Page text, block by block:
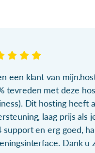
een klant van
tevreden met deze
Dit hosting heeft
laag prijs als
support en erg goed,
Dank u